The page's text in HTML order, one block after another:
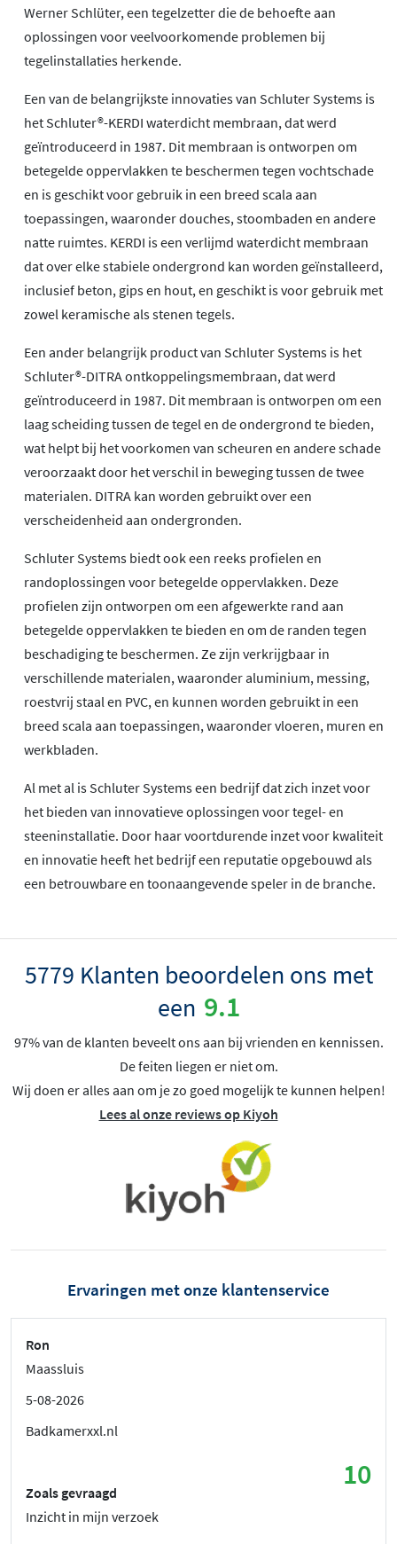
Werner Schlüter, een tegelzetter die de behoefte aan
oplossingen voor veelvoorkomende problemen bij
tegelinstallaties herkende.
Een van de belangrijkste innovaties van Schluter Systems is
het Schluter®-KERDI waterdicht membraan, dat werd
geïntroduceerd in 1987. Dit membraan is ontworpen om
betegelde oppervlakken te beschermen tegen vochtschade
en is geschikt voor gebruik in een breed scala aan
toepassingen, waaronder douches, stoombaden en andere
natte ruimtes. KERDI is een verlijmd waterdicht membraan
dat over elke stabiele ondergrond kan worden geïnstalleerd,
inclusief beton, gips en hout, en geschikt is voor gebruik met
zowel keramische als stenen tegels.
Een ander belangrijk product van Schluter Systems is het
Schluter®-DITRA ontkoppelingsmembraan, dat werd
geïntroduceerd in 1987. Dit membraan is ontworpen om een
laag scheiding tussen de tegel en de ondergrond te bieden,
wat helpt bij het voorkomen van scheuren en andere schade
veroorzaakt door het verschil in beweging tussen de twee
materialen. DITRA kan worden gebruikt over een
verscheidenheid aan ondergronden.
Schluter Systems biedt ook een reeks profielen en
randoplossingen voor betegelde oppervlakken. Deze
profielen zijn ontworpen om een afgewerkte rand aan
betegelde oppervlakken te bieden en om de randen tegen
beschadiging te beschermen. Ze zijn verkrijgbaar in
verschillende materialen, waaronder aluminium, messing,
roestvrij staal en PVC, en kunnen worden gebruikt in een
breed scala aan toepassingen, waaronder vloeren, muren en
werkbladen.
Al met al is Schluter Systems een bedrijf dat zich inzet voor
het bieden van innovatieve oplossingen voor tegel- en
steeninstallatie. Door haar voortdurende inzet voor kwaliteit
en innovatie heeft het bedrijf een reputatie opgebouwd als
een betrouwbare en toonaangevende speler in de branche.
5779 Klanten beoordelen ons met
een 9.1
97% van de klanten beveelt ons aan bij vrienden en kennissen.
De feiten liegen er niet om.
Wij doen er alles aan om je zo goed mogelijk te kunnen helpen!
Lees al onze reviews op Kiyoh
Ervaringen met onze klantenservice
Ron
Maassluis
5-08-2026
Badkamerxxl.nl
10
Zoals gevraagd
Inzicht in mijn verzoek